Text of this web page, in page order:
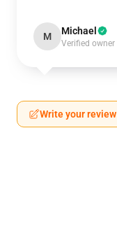
M Michael
Verified owner
Write your review